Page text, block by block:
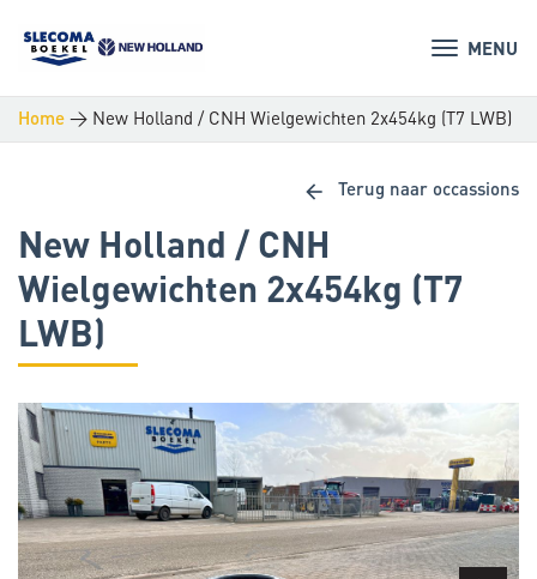
MENU
Home > New Holland / CNH Wielgewichten 2x454kg (T7 LWB)
New Holland / CNH
Wielgewichten 2x454kg (T7
LWB)
arrow_back Terug naar occassions